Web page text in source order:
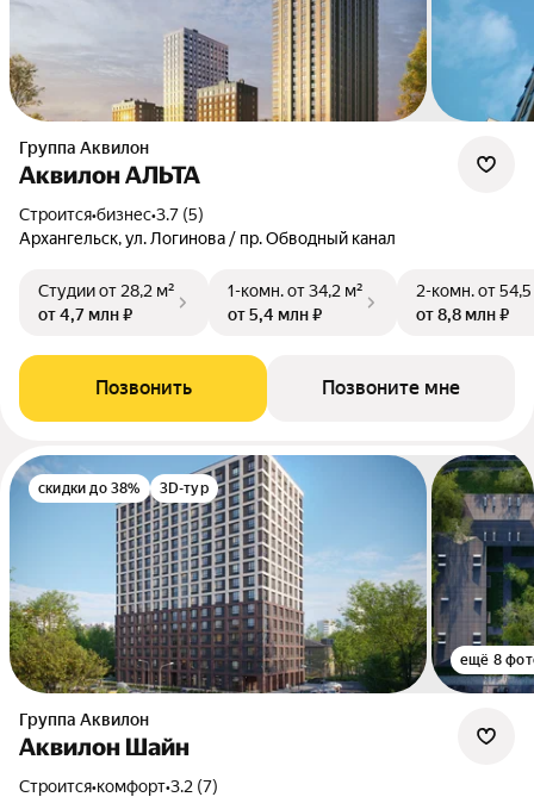
Группа Аквилон
Аквилон АЛЬТА
Строится•бизнес•3.7 (5)
Архангельск, ул. Логинова / пр. Обводный канал
Студииот 28,2 м²
от 4,7 млн ₽
1-комн.от 34,2 м²
от 5,4 млн ₽
2-комн.от
от 8,8 млн ₽
Позвонить Позвоните мне
скидки до 38% 3D-тур
ещё 8
Группа Аквилон
Аквилон Шайн
Строится•комфорт•3.2 (7)